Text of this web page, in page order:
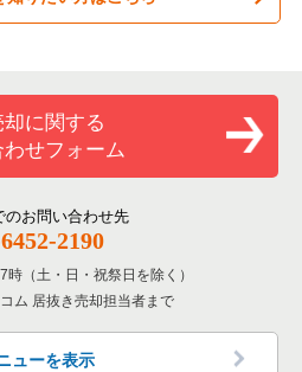
一覧
件一覧
抜き売却物件の案件一覧
物件の案件一覧
抜き売却物件の案件一覧
物件の案件一覧
件の案件一覧
バーの居抜き売却物件の案件一覧
物件の案件一覧
物件の案件一覧
物件の案件一覧
却に関する
せフォーム
のお問い合わせ先
2190
（土・日・祝祭日を除く）
ム 居抜き売却担当者まで
ューを表示